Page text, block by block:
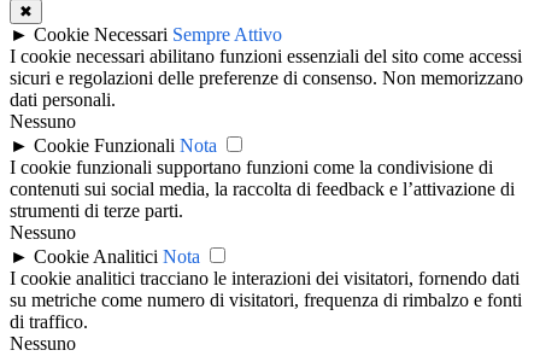
✖
► Cookie Necessari Sempre Attivo
I cookie necessari abilitano funzioni essenziali del sito come accessi
sicuri e regolazioni delle preferenze di consenso. Non memorizzano
dati personali.
Nessuno
► Cookie Funzionali Nota
I cookie funzionali supportano funzioni come la condivisione di
contenuti sui social media, la raccolta di feedback e l’attivazione di
strumenti di terze parti.
Nessuno
► Cookie Analitici Nota
I cookie analitici tracciano le interazioni dei visitatori, fornendo dati
su metriche come numero di visitatori, frequenza di rimbalzo e fonti
di traffico.
Nessuno